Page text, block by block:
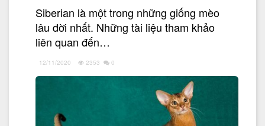
Siberian là một trong những giống mèo
lâu đời nhất. Những tài liệu tham khảo
liên quan đến…
12/11/2020 2353 0